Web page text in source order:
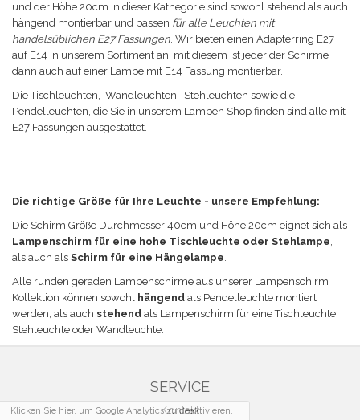
und der Höhe 20cm in dieser Kathegorie sind sowohl stehend als auch
hängend montierbar und passen für alle Leuchten mit
handelsüblichen E27 Fassungen. Wir bieten einen Adapterring E27
auf E14 in unserem Sortiment an, mit diesem ist jeder der Schirme
dann auch auf einer Lampe mit E14 Fassung montierbar.
DieTischleuchten, Wandleuchten, Stehleuchten sowie die
Pendelleuchten, die Sie in unserem Lampen Shop finden sind alle mit
E27 Fassungen ausgestattet.
Die richtige Größe für Ihre Leuchte - unsere Empfehlung:
Die Schirm Größe Durchmesser 40cm und Höhe 20cm eignet sich als
Lampenschirm für eine hohe Tischleuchte oder Stehlampe,
als auch als Schirm für eine Hängelampe.
Alle runden geraden Lampenschirme aus unserer Lampenschirm
Kollektion können sowohl hängend als Pendelleuchte montiert
werden, als auch stehend als Lampenschirm für eine Tischleuchte,
Stehleuchte oder Wandleuchte.
SERVICE
Kontakt
Klicken Sie hier, um Google Analytics zu deaktivieren.